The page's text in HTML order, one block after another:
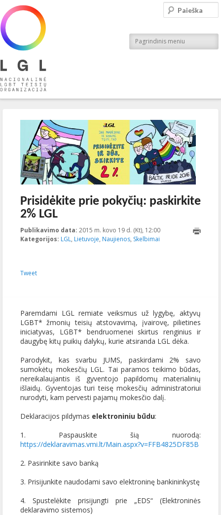
Nacionalinė LGBT teisių organizacija
Pagrindinis meniu
Paieška
Prisidėkite prie pokyčių: paskirkite
2% LGL
Publikavimo data: 2015 m. kovo 19 d. (Kt), 12:00
Kategorijos: LGL, Lietuvoje, Naujienos, Skelbimai
Tweet
Paremdami LGL remiate veiksmus už lygybę, aktyvų
LGBT* žmonių teisių atstovavimą, įvairovę, pilietines
iniciatyvas, LGBT* bendruomenei skirtus renginius ir
daugybę kitų puikių dalykų, kurie atsiranda LGL dėka.
Parodykit, kas svarbu JUMS, paskirdami 2% savo
sumokėtų mokesčių LGL. Tai paramos teikimo būdas,
nereikalaujantis iš gyventojo papildomų materialinių
išlaidų. Gyventojas turi teisę mokesčių administratoriui
nurodyti, kam pervesti pajamų mokesčio dalį.
Deklaracijos pildymas elektroniniu būdu:
1. Paspauskite šią nuorodą:
https://deklaravimas.vmi.lt/Main.aspx?v=FFB4825DF85B
2. Pasirinkite savo banką
3. Prisijunkite naudodami savo elektroninę bankininkystę
4. Spustelėkite prisijungti prie „EDS“ (Elektroninės
deklaravimo sistemos)